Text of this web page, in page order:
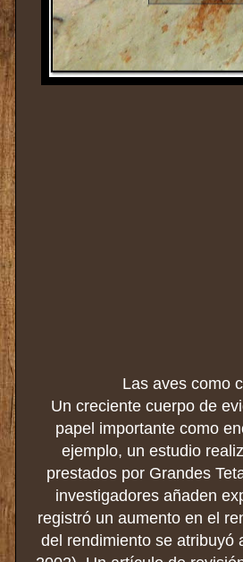
Las aves como
Un creciente cuerpo de
papel importante como
ejemplo, un estudio
prestados por Grandes
investigadores añaden
registró un aumento en el
del rendimiento se atribuyó